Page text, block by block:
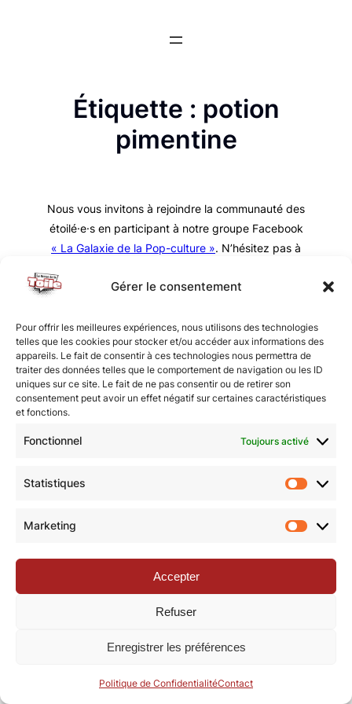
Gérer le consentement
Pour offrir les meilleures expériences, nous utilisons des technologies
telles que les cookies pour stocker et/ou accéder aux informations des
appareils. Le fait de consentir à ces technologies nous permettra de
traiter des données telles que le comportement de navigation ou les ID
uniques sur ce site. Le fait de ne pas consentir ou de retirer son
consentement peut avoir un effet négatif sur certaines caractéristiques
et fonctions.
Fonctionnel Toujours activé
Statistiques
Marketing
Accepter
Refuser
Enregistrer les préférences
Politique de ConfidentialitéContact
Étiquette : potion
pimentine
Nous vous invitons à rejoindre la communauté des
étoilé·e·s en participant à notre groupe Facebook
« La Galaxie de la Pop-culture ». N’hésitez pas à
© Revue de la Toile 2018 – 2026 | Thème Mesa WPEX par
WPExplorer